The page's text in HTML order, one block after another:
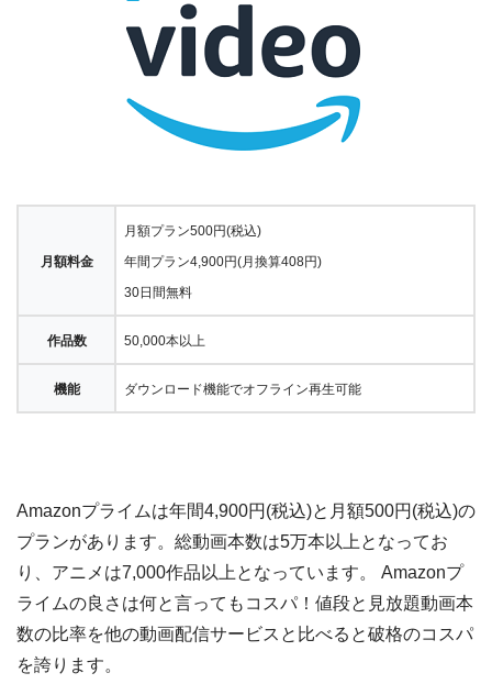
月額料金
月額プラン500円(税込)
年間プラン4,900円(月換算408円)
30日間無料
作品数 50,000本以上
機能 ダウンロード機能でオフライン再生可能
Amazonプライムは年間4,900円(税込)と月額500円(税込)の
プランがあります。総動画本数は5万本以上となってお
り、アニメは7,000作品以上となっています。 Amazonプ
ライムの良さは何と言ってもコスパ！値段と見放題動画本
数の比率を他の動画配信サービスと比べると破格のコスパ
を誇ります。